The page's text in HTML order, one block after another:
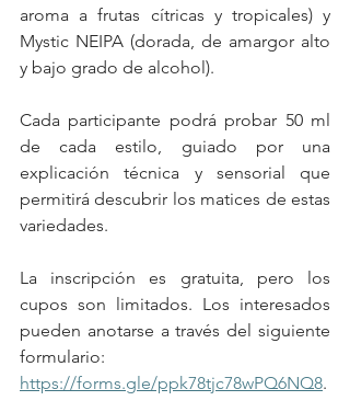
aroma a frutas cítricas y tropicales) y
Mystic NEIPA (dorada, de amargor alto
y bajo grado de alcohol).
Cada participante podrá probar 50 ml
de cada estilo, guiado por una
explicación técnica y sensorial que
permitirá descubrir los matices de estas
variedades.
La inscripción es gratuita, pero los
cupos son limitados. Los interesados
pueden anotarse a través del siguiente
https://forms.gle/ppk78tjc78wPQ6NQ8.